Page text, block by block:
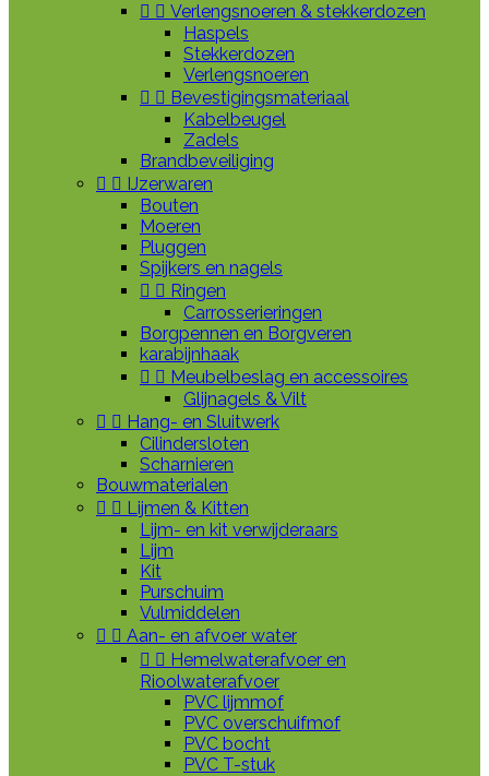
  Verlengsnoeren & stekkerdozen
Haspels
Stekkerdozen
Verlengsnoeren
  Bevestigingsmateriaal
Kabelbeugel
Zadels
Brandbeveiliging
  IJzerwaren
Bouten
Moeren
Pluggen
Spijkers en nagels
  Ringen
Carrosserieringen
Borgpennen en Borgveren
karabijnhaak
  Meubelbeslag en accessoires
Glijnagels & Vilt
  Hang- en Sluitwerk
Cilindersloten
Scharnieren
Bouwmaterialen
  Lijmen & Kitten
Lijm- en kit verwijderaars
Lijm
Kit
Purschuim
Vulmiddelen
  Aan- en afvoer water
  Hemelwaterafvoer en
Rioolwaterafvoer
PVC lijmmof
PVC overschuifmof
PVC bocht
PVC T-stuk